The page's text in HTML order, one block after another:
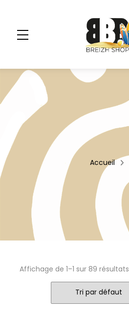
Accueil
Affichage de 1–1 sur 89 résultats